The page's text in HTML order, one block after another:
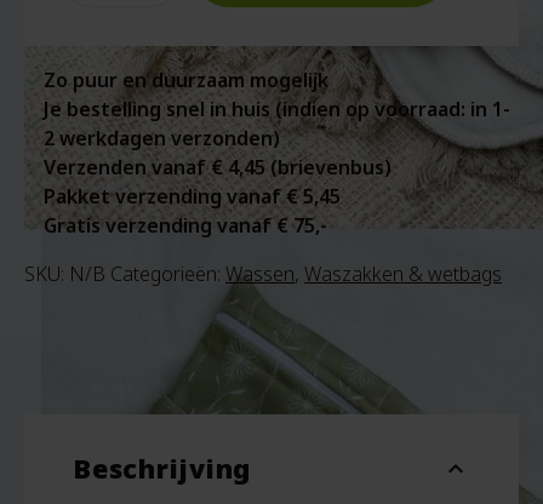
Zo puur en duurzaam mogelijk
Je bestelling snel in huis (indien op voorraad: in 1-
2 werkdagen verzonden)
Verzenden vanaf € 4,45 (brievenbus)
Pakket verzending vanaf € 5,45
Gratis verzending vanaf € 75,-
SKU: N/B Categorieën: Wassen, Waszakken & wetbags
Beschrijving expand_more